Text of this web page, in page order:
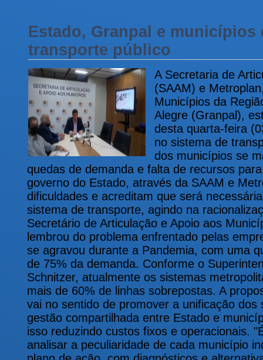
Estado, Granpal e municípios
transporte público
A Secretaria de
(SAAM) e
Municípios da
Alegre (Granpal),
desta quarta-feira
no sistema de
dos municípios se
quedas de demanda e falta de recursos
governo do Estado, através da SAAM e
dificuldades e acreditam que será
sistema de transporte, agindo na
Secretário de Articulação e Apoio aos
lembrou do problema enfrentado pelas
se agravou durante a Pandemia, com uma
de 75% da demanda. Conforme o
Schnitzer, atualmente os sistemas
mais de 60% de linhas sobrepostas. A
vai no sentido de promover a unificação
gestão compartilhada entre Estado e
isso reduzindo custos fixos e operacionais.
analisar a peculiaridade de cada município